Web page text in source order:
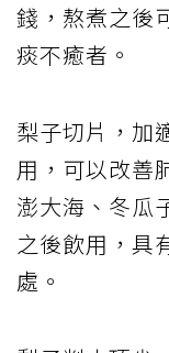
錢，熬煮之後
痰不癒者。
梨子切片，加
用，可以改善
澎大海、冬瓜
之後飲用，具
處。